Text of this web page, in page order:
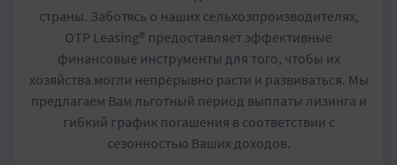
страны. Заботясь о наших сельхозпроизводителях,
OTP Leasing® предоставляет эффективные
финансовые инструменты для того, чтобы их
хозяйства могли непрерывно расти и развиваться. Мы
предлагаем Вам льготный период выплаты лизинга и
гибкий график погашения в соответствии с
сезонностью Ваших доходов.